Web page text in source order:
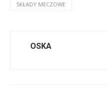
SKŁADY MECZOWE
OSKA